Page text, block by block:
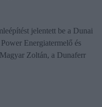
jelentett be a Dunai
Energiatermelő és
Zoltán, a Dunaferr